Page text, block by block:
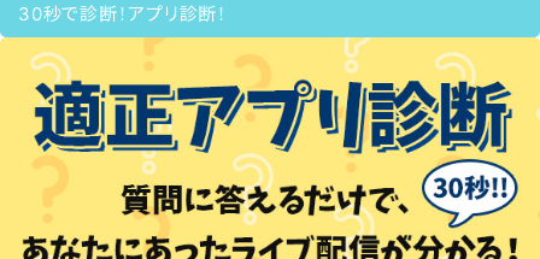
30秒で診断！アプリ診断！